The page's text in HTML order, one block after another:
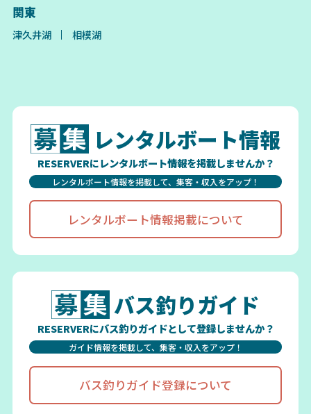
関東
津久井湖 相模湖
レンタルボート情報
RESERVERにレンタルボート情報を掲載しませんか？
レンタルボート情報を掲載して、集客・収入をアップ！
レンタルボート情報掲載について
バス釣りガイド
RESERVERにバス釣りガイドとして登録しませんか？
ガイド情報を掲載して、集客・収入をアップ！
バス釣りガイド登録について